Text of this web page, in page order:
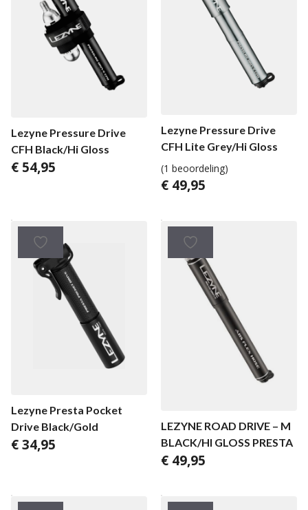
Lezyne Pressure Drive
CFH Black/Hi Gloss
€ 54,95
Lezyne Pressure Drive
CFH Lite Grey/Hi Gloss
(1 beoordeling)
€ 49,95
Lezyne Presta Pocket
Drive Black/Gold
€34,95
LEZYNE ROAD DRIVE – M
BLACK/HI GLOSS PRESTA
€ 49,95